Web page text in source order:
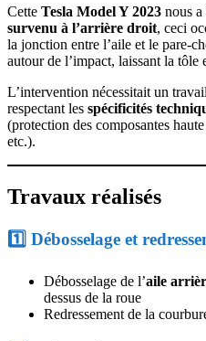
Cette Tesla Model Y 2023 nous a
survenu à l’arrière droit, ceci
la jonction entre l’aile et le pare-
autour de l’impact, laissant la tôle
L’intervention nécessitait un
respectant les spécificités
(protection des composantes
etc.).
Travaux réalisés
1️⃣ Débosselage et
Débosselage de l’aile
dessus de la roue
Redressement de la